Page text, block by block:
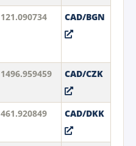
121.090734 CAD/BGN
1496.959459 CAD/CZK
461.920849 CAD/DKK